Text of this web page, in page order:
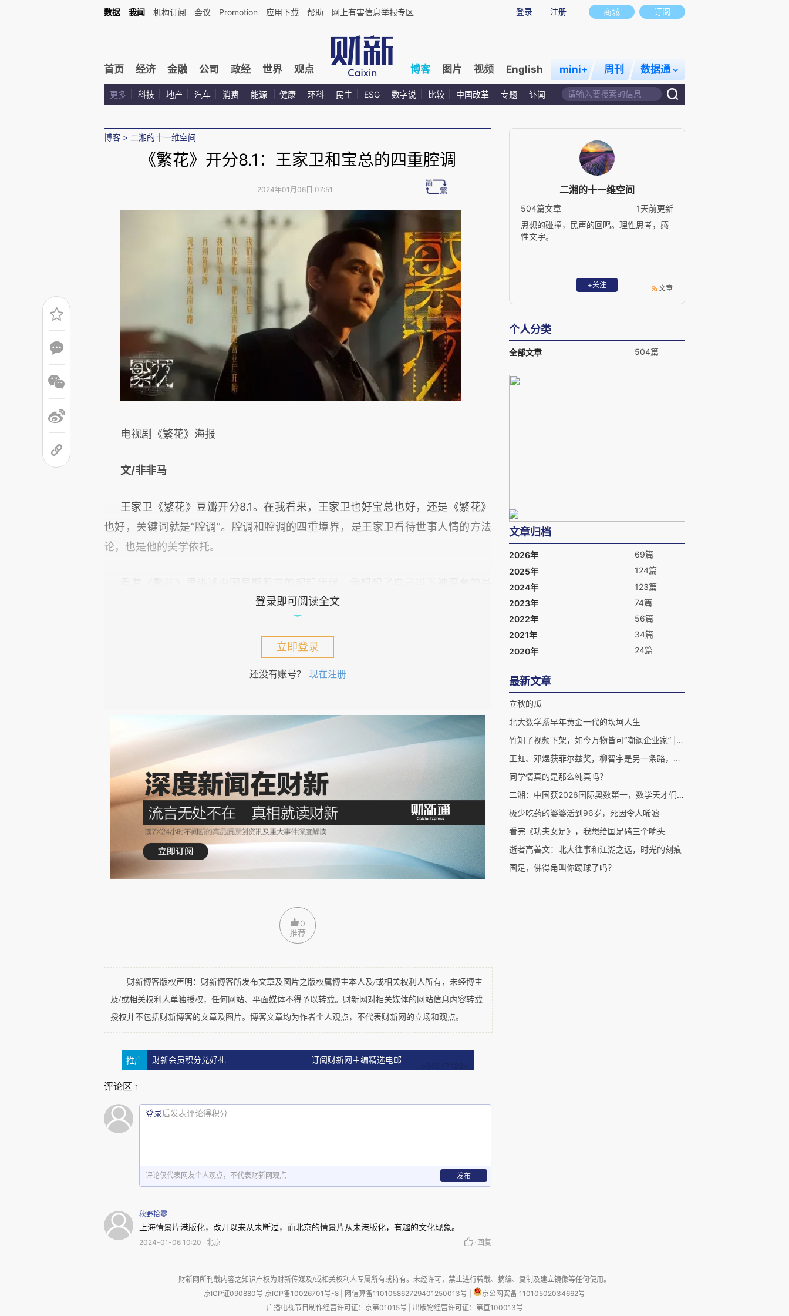
商城 订阅
登录 注册
数据 我闻 机构订阅 会议 Promotion 应用下载 帮助 网上有害信息举报专区
首页 经济 金融 公司 政经 世界 观点 博客 图片 视频 English mini+ 周刊 数据通
更多 科技 地产 汽车 消费 能源 健康 环科 民生 ESG 数字说 比较 中国改革 专题 讣闻
博客 > 二湘的十一维空间
《繁花》开分8.1：王家卫和宝总的四重腔调
2024年01月06日 07:51
电视剧《繁花》海报
文/非非马
王家卫《繁花》豆瓣开分8.1。在我看来，王家卫也好宝总也好，还是《繁花》
也好，关键词就是“腔调”。腔调和腔调的四重境界，是王家卫看待世事人情的方法
论，也是他的美学依托。
金，于是咨询一位懂行的好友该怎么办。
彼此感慨完2023令人怅然的经济，我准备去写1993盛景时年的《繁花》。
他顺口问我：好看吗？有人觉得节奏太慢，一集就弃了。
我这才意识到，其实对于绝大多数观众而言，一部电视剧好看吗，吸引人看得下
登录即可阅读全文
立即登录
还没有账号？ 现在注册
0
推荐
财新博客版权声明：财新博客所发布文章及图片之版权属博主本人及/或相关权利人所有，未经博主
及/或相关权利人单独授权，任何网站、平面媒体不得予以转载。财新网对相关媒体的网站信息内容转载
授权并不包括财新博客的文章及图片。博客文章均为作者个人观点，不代表财新网的立场和观点。
推广 财新会员积分兑好礼 订阅财新网主编精选电邮
评论区 1
登录后发表评论得积分
评论仅代表网友个人观点，不代表财新网观点 发布
秋野拾零
上海情景片港版化，改开以来从未断过，而北京的情景片从未港版化，有趣的文化现象。
2024-01-06 10:20 · 北京 · 回复
二湘的十一维空间
504篇文章
1天前更新
思想的碰撞，民声的回鸣。理性思考，感
性文字。
+关注 文章
个人分类
全部文章 504篇
文章归档
2026年
69篇
2025年
124篇
2024年
123篇
2023年
74篇
2022年
56篇
2021年
34篇
2020年
24篇
最新文章
立秋的瓜
北大数学系早年黄金一代的坎坷人生
竹知了视频下架，如今万物皆可“嘲讽企业家” | 二湘空间
王虹、邓煜获菲尔兹奖，柳智宇是另一条路，三位数学天才的人生分岔
同学情真的是那么纯真吗？
二湘：中国获2026国际奥数第一，数学天才们后来都去哪了？
极少吃药的婆婆活到96岁，死因令人唏嘘
看完《功夫女足》，我想给国足磕三个响头
逝者高善文：北大往事和江湖之远，时光的刻痕
国足，佛得角叫你踢球了吗？
财新网所刊载内容之知识产权为财新传媒及/或相关权利人专属所有或持有。未经许可，禁止进行转载、摘编、复制及建立镜像等任何使用。
京ICP证090880号 京ICP备10026701号-8 网信算备110105862729401250013号
京公网安备 11010502034662号
广播电视节目制作经营许可证：京第01015号
出版物经营许可证：第直100013号